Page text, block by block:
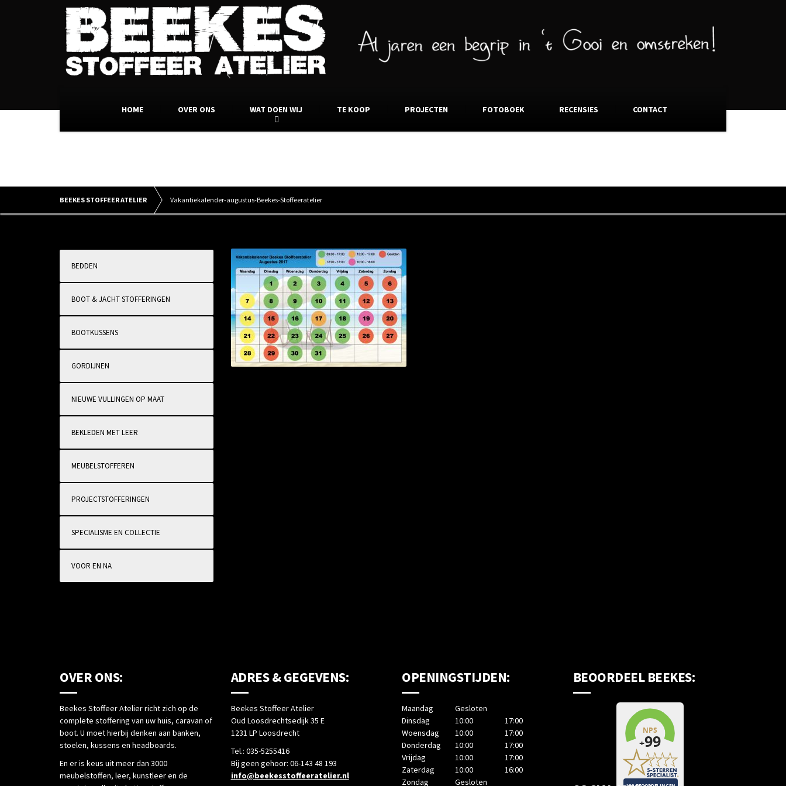
HOME OVER ONS WAT DOEN WIJ TE KOOP PROJECTEN FOTOBOEK RECENSIES CONTACT
BEEKES STOFFEER ATELIER Vakantiekalender-augustus-Beekes-Stoffeeratelier
BEDDEN
BOOT & JACHT STOFFERINGEN
BOOTKUSSENS
GORDIJNEN
NIEUWE VULLINGEN OP MAAT
BEKLEDEN MET LEER
MEUBELSTOFFEREN
PROJECTSTOFFERINGEN
SPECIALISME EN COLLECTIE
VOOR EN NA
OVER ONS:
Beekes Stoffeer Atelier richt zich op de
complete stoffering van uw huis, caravan of
boot. U moet hierbij denken aan banken,
stoelen, kussens en headboards.
En er is keus uit meer dan 3000
meubelstoffen, leer, kunstleer en de
ADRES & GEGEVENS:
Beekes Stoffeer Atelier
Oud Loosdrechtsedijk 35 E
1231 LP Loosdrecht
Tel.: 035-5255416
Bij geen gehoor: 06-143 48 193
info@beekesstoffeeratelier.nl
OPENINGSTIJDEN:
Maandag
Gesloten
Dinsdag
10:00
17:00
Woensdag
10:00
17:00
Donderdag
10:00
17:00
Vrijdag
10:00
17:00
Zaterdag
10:00
16:00
Zondag
Gesloten
BEOORDEEL BEEKES: